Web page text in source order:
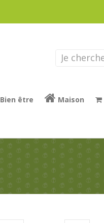
Bien être Maison